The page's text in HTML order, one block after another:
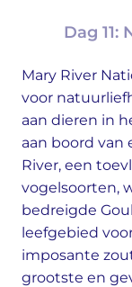
Dag 11:
Mary River
voor
aan dieren in
aan boord van
River, een
vogelsoorten,
bedreigde
leefgebied
imposante
grootste en